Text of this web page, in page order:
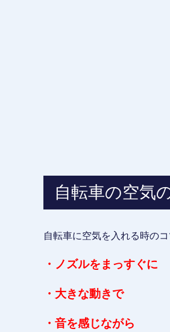
自転車の空気
自転車に空気を入れる時のコ
・ノズルをまっすぐに
・大きな動きで
・音を感じながら